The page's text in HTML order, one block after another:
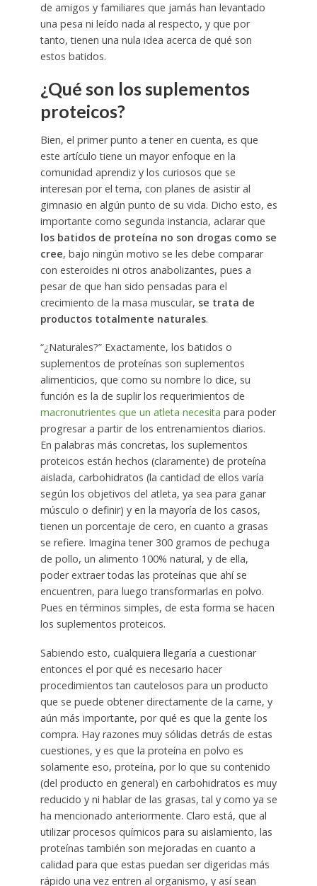
de amigos y familiares que jamás han levantado
una pesa ni leído nada al respecto, y que por
tanto, tienen una nula idea acerca de qué son
estos batidos.
¿Qué son los suplementos
proteicos?
Bien, el primer punto a tener en cuenta, es que
este artículo tiene un mayor enfoque en la
comunidad aprendiz y los curiosos que se
interesan por el tema, con planes de asistir al
gimnasio en algún punto de su vida. Dicho esto, es
importante como segunda instancia, aclarar que
los batidos de proteína no son drogas como se
cree, bajo ningún motivo se les debe comparar
con esteroides ni otros anabolizantes, pues a
pesar de que han sido pensadas para el
crecimiento de la masa muscular, se trata de
productos totalmente naturales.
“¿Naturales?” Exactamente, los batidos o
suplementos de proteínas son suplementos
alimenticios, que como su nombre lo dice, su
función es la de suplir los requerimientos de
macronutrientes que un atleta necesita para poder
progresar a partir de los entrenamientos diarios.
En palabras más concretas, los suplementos
proteicos están hechos (claramente) de proteína
aislada, carbohidratos (la cantidad de ellos varía
según los objetivos del atleta, ya sea para ganar
músculo o definir) y en la mayoría de los casos,
tienen un porcentaje de cero, en cuanto a grasas
se refiere. Imagina tener 300 gramos de pechuga
de pollo, un alimento 100% natural, y de ella,
poder extraer todas las proteínas que ahí se
encuentren, para luego transformarlas en polvo.
Pues en términos simples, de esta forma se hacen
los suplementos proteicos.
Sabiendo esto, cualquiera llegaría a cuestionar
entonces el por qué es necesario hacer
procedimientos tan cautelosos para un producto
que se puede obtener directamente de la carne, y
aún más importante, por qué es que la gente los
compra. Hay razones muy sólidas detrás de estas
cuestiones, y es que la proteína en polvo es
solamente eso, proteína, por lo que su contenido
(del producto en general) en carbohidratos es muy
reducido y ni hablar de las grasas, tal y como ya se
ha mencionado anteriormente. Claro está, que al
utilizar procesos químicos para su aislamiento, las
proteínas también son mejoradas en cuanto a
calidad para que estas puedan ser digeridas más
rápido una vez entren al organismo, y así sean